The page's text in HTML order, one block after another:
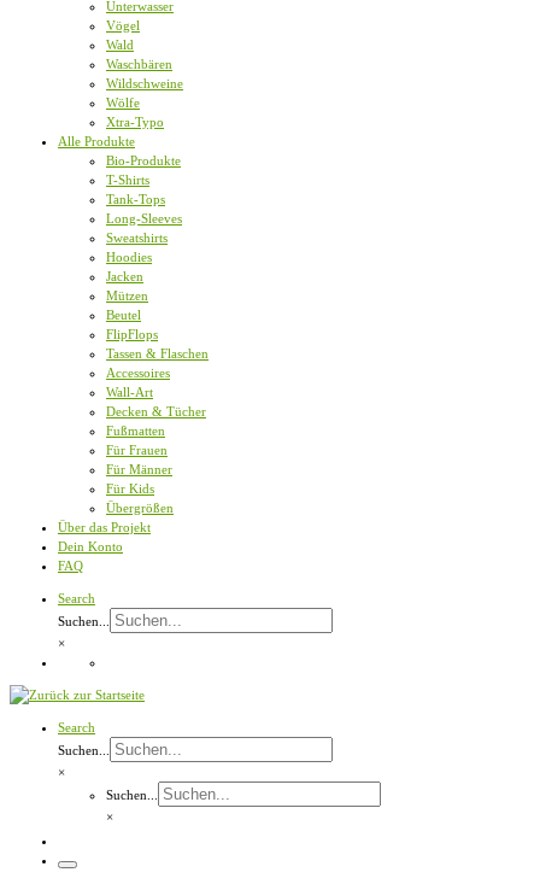
Unterwasser
Vögel
Wald
Waschbären
Wildschweine
Wölfe
Xtra-Typo
Alle Produkte
Bio-Produkte
T-Shirts
Tank-Tops
Long-Sleeves
Sweatshirts
Hoodies
Jacken
Mützen
Beutel
FlipFlops
Tassen & Flaschen
Accessoires
Wall-Art
Decken & Tücher
Fußmatten
Für Frauen
Für Männer
Für Kids
Übergrößen
Über das Projekt
Dein Konto
FAQ
Search
Suchen...
×
Search
Suchen...
×
Suchen...
×
Menü